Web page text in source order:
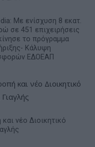
Με ενίσχυση 8 εκατ.
σε 451 επιχειρήσεις
το πρόγραμμα
Κάλυψη
ΕΔΟΕΑΠ
νέο Διοικητικό